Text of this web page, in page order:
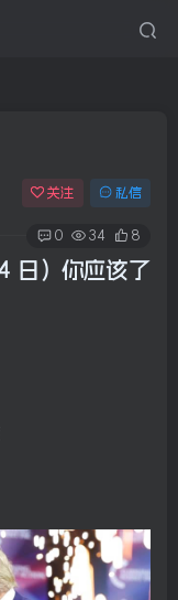
关注 私信
0 34 8
日）你应该了